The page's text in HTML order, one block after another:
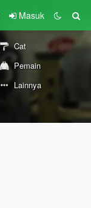
Masuk
Cat
Pemain
Lainnya